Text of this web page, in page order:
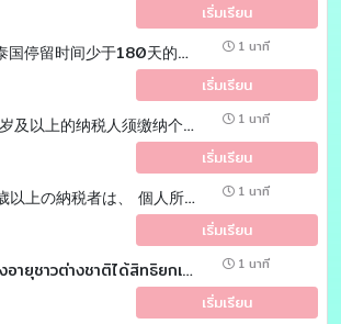
เริ่มเรียน
- EP.07 (CN) 在泰国停留时间少于180天的外国人 配偶和子女可以扣除吗 ？ Tax EZ LAOSHI 1 นาที
เริ่มเรียน
- EP.06 (CN) 65岁及以上的纳税人须缴纳个人所得税 有免税吗？Tax EZ LAOSHI 1 นาที
เริ่มเรียน
- EP.06 (JP) 65歳以上の納税者は、 個人所得税の免税恩典がある？ Tax EZ sensei 1 นาที
เริ่มเรียน
- EP.06 (TH) ผู้สูงอายุชาวต่างชาติได้สิทธิยกเว้นเงินได้ "แสนเก้า" เหมือนคนไทยหรือไม่? Tax EZ sensei 1 นาที
เริ่มเรียน